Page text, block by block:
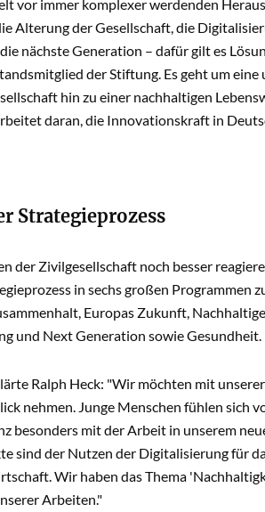
vor immer komplexer werdenden
Alterung der Gesell­schaft, die
nächste Generation – dafür gilt es
der Stiftung. Es geht um eine
hin zu einer nachhaltigen
daran, die Innovationskraft in
Strategieprozess
der Zivilgesellschaft noch besser
in sechs gro­ßen Programmen
Europas Zukunft,
und Next Generation sowie Gesundheit.
Ralph Heck: "Wir möchten mit
nehmen. Junge Menschen fühlen sich
besonders mit der Arbeit in unserem
sind der Nutzen der Digitalisierung für
Wir haben das Thema
Arbeiten."